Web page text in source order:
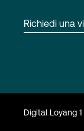
Accesso
Richiedi una
Digital Loyang